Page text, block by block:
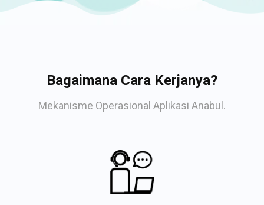
Bagaimana Cara Kerjanya?
Mekanisme Operasional Aplikasi Anabul.